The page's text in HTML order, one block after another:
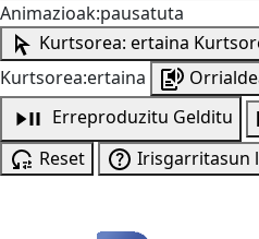
Animazioak:pausatuta
Kurtsorea: ertaina
Kurtsorea:ertaina
Erreproduzitu Gelditu
Reset
Irisgarritasun